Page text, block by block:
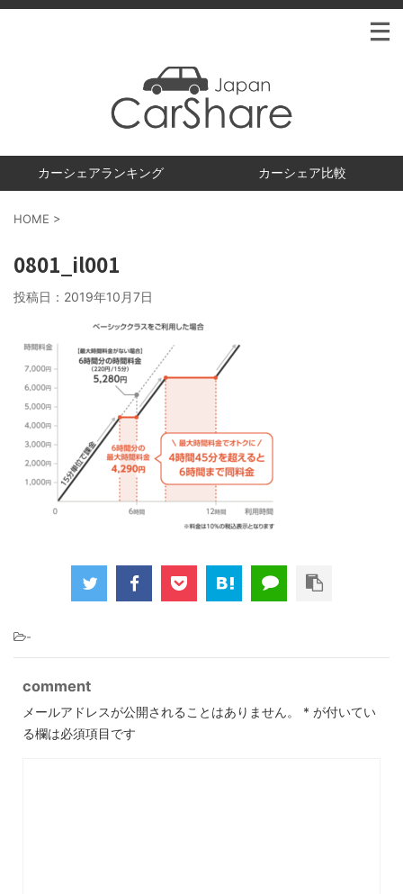
カーシェアランキング カーシェア比較
HOME >
0801_il001
投稿日： 2019年10月7日
-
comment
メールアドレスが公開されることはありません。 * が付いてい
る欄は必須項目です